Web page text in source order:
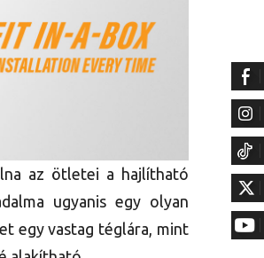
az ötletei a hajlítható
ugyanis egy olyan
egy vastag téglára, mint